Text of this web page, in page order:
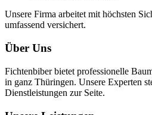
Unsere Firma arbeitet mit höchsten
umfassend versichert.
Über Uns
Fichtenbiber bietet professionelle
in ganz Thüringen. Unsere Experten
Dienstleistungen zur Seite.